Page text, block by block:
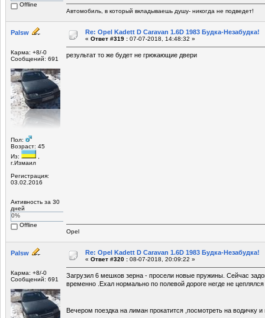
Offline
Автомобиль, в который вкладываешь душу- никогда не подведет!
Palsw
Карма: +8/-0
Сообщений: 691
Пол:
Возраст: 45
Из:
г.Измаил
Регистрация:
03.02.2016
Активность за 30
дней
0%
Offline
Re: Opel Kadett D Caravan 1.6D 1983 Будка-Незабудка!
« Ответ #319 : 07-07-2018, 14:48:32 »
результат то же будет не грюкающие двери
Opel
Palsw
Карма: +8/-0
Сообщений: 691
Re: Opel Kadett D Caravan 1.6D 1983 Будка-Незабудка!
« Ответ #320 : 08-07-2018, 20:09:22 »
Загрузил 6 мешков зерна - просели новые пружины. Сейчас
временно .Ехал нормально по полевой дороге негде не
Вечером поездка на лиман прокатится ,посмотреть на водичку